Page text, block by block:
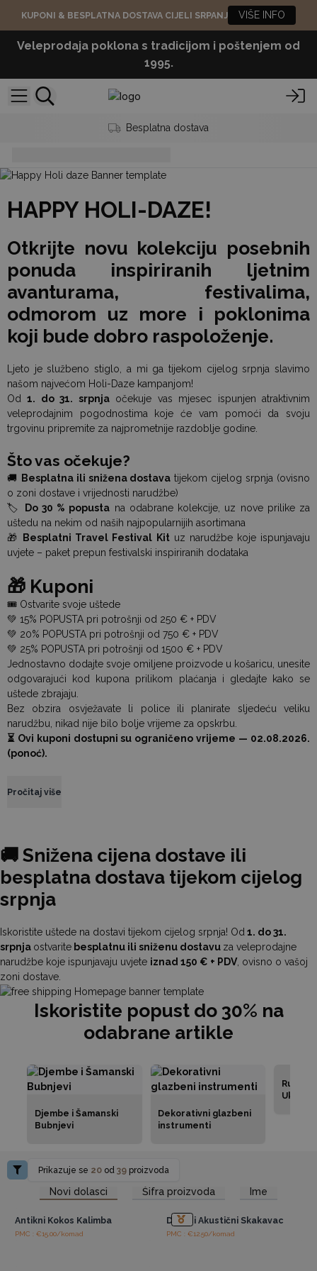
KUPONI & BESPLATNA DOSTAVA CIJELI SRPANJ VIŠE INFO
Veleprodaja poklona s tradicijom i poštenjem od
1995.
Besplatna dostava
HAPPY HOLI-DAZE!
Otkrijte novu kolekciju posebnih
ponuda inspiriranih ljetnim
avanturama, festivalima,
odmorom uz more i poklonima
koji bude dobro raspoloženje.
Ljeto je službeno stiglo, a mi ga tijekom cijelog srpnja slavimo
našom najvećom Holi-Daze kampanjom!
Od1. do 31. srpnjaočekuje vas mjesec ispunjen atraktivnim
veleprodajnim pogodnostima koje će vam pomoći da svoju
trgovinu pripremite za najprometnije razdoblje godine.
Što vas očekuje?
🚚 Besplatna ili snižena dostava tijekom cijelog srpnja (ovisno
o zoni dostave i vrijednosti narudžbe)
🏷️
Do 30 % popusta na odabrane kolekcije, uz nove prilike za
uštedu na nekim od naših najpopularnijih asortimana
🎁
Besplatni Travel Festival Kituz narudžbe koje ispunjavaju
uvjete – paket prepun festivalski inspiriranih dodataka
🎁 Kuponi
🎟️ Ostvarite svoje uštede
💚 15% POPUSTA pri potrošnji od 250 € + PDV
💚 20% POPUSTA pri potrošnji od 750 € + PDV
💚 25% POPUSTA pri potrošnji od 1500 € + PDV
Jednostavno dodajte svoje omiljene proizvode u košaricu, unesite
odgovarajući kod kupona prilikom plaćanja i gledajte kako se
uštede zbrajaju.
Bez obzira osvježavate li police ili planirate sljedeću veliku
narudžbu, nikad nije bilo bolje vrijeme za opskrbu.
⏳ Ovi kuponi dostupni su ograničeno vrijeme — 02.08.2026.
(ponoć).
Pročitaj više
🚚Snižena cijena dostave ili
besplatna dostava tijekom cijelog
srpnja
Iskoristite uštede na dostavi tijekom cijelog srpnja! Od 1. do 31.
srpnja ostvarite besplatnu ili sniženu dostavu za veleprodajne
narudžbe koje ispunjavaju uvjete iznad 150 € + PDV, ovisno o vašoj
zoni dostave.
Iskoristite popust do 30% na
odabrane artikle
Djembe i Šamanski
Bubnjevi
Dekorativni glazbeni
instrumenti
Ručno
Ukuleli
Prikazuje se 20 od39 proizvoda
Novi dolasci Šifra proizvoda Ime
Pristup veleprodajnim
cijenama
Antikni Kokos Kalimba
PMC : €15.00/komad
Pristup veleprodajnim
cijenama
Drveni Akustični Skakavac
PMC : €12.50/komad